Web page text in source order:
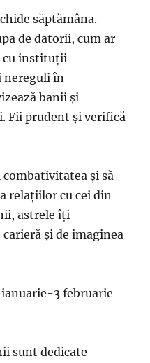
săptămâna.
de datorii, cum ar
cu instituţii
nereguli în
banii şi
Fii prudent şi verifică
şi să
relaţiilor cu cei din
astrele îţi
şi de imaginea
3 februarie
sunt dedicate